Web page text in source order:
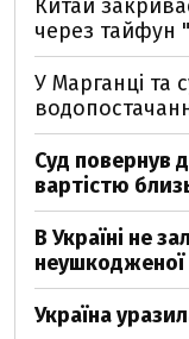
Китай
через тайфун
У Марганці та
Суд повернув
вартістю
В Україні не
неушкодженої
Україна